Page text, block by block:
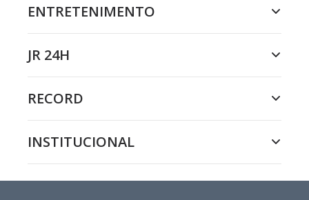
ENTRETENIMENTO
JR 24H
RECORD
INSTITUCIONAL